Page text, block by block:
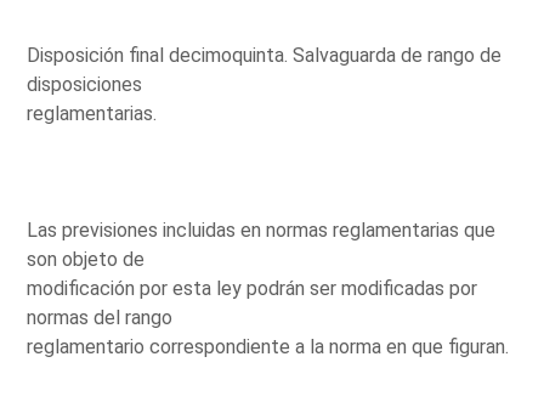
Disposición final decimoquinta. Salvaguarda de rango de
disposiciones
reglamentarias.
Las previsiones incluidas en normas reglamentarias que
son objeto de
modificación por esta ley podrán ser modificadas por
normas del rango
reglamentario correspondiente a la norma en que figuran.